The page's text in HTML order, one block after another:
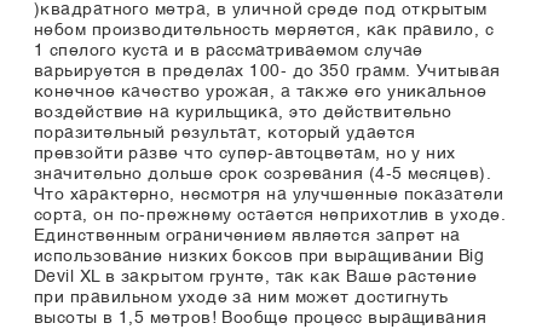
)квадратного метра, в уличной среде под открытым
небом производительность меряется, как правило, с
1 спелого куста и в рассматриваемом случае
варьируется в пределах 100- до 350 грамм. Учитывая
конечное качество урожая, а также его уникальное
воздействие на курильщика, это действительно
поразительный результат, который удается
превзойти разве что супер-автоцветам, но у них
значительно дольше срок созревания (4-5 месяцев).
Что характерно, несмотря на улучшенные показатели
сорта, он по-прежнему остается неприхотлив в уходе.
Единственным ограничением является запрет на
использование низких боксов при выращивании Big
Devil XL в закрытом грунте, так как Ваше растение
при правильном уходе за ним может достигнуть
высоты в 1,5 метров! Вообще процесс выращивания